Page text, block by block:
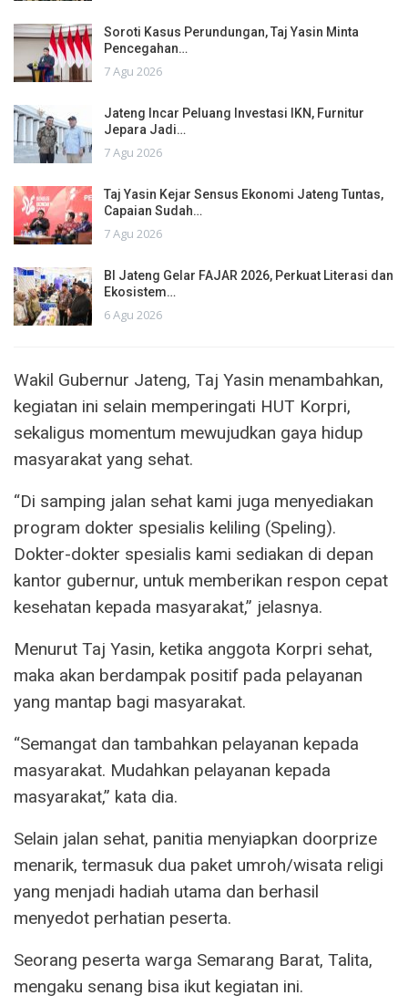
Soroti Kasus Perundungan, Taj Yasin Minta
Pencegahan…
7 Agu 2026
Jateng Incar Peluang Investasi IKN, Furnitur
Jepara Jadi…
7 Agu 2026
Taj Yasin Kejar Sensus Ekonomi Jateng Tuntas,
Capaian Sudah…
7 Agu 2026
BI Jateng Gelar FAJAR 2026, Perkuat Literasi dan
Ekosistem…
6 Agu 2026
Wakil Gubernur Jateng, Taj Yasin menambahkan,
kegiatan ini selain memperingati HUT Korpri,
sekaligus momentum mewujudkan gaya hidup
masyarakat yang sehat.
“Di samping jalan sehat kami juga menyediakan
program dokter spesialis keliling (Speling).
Dokter-dokter spesialis kami sediakan di depan
kantor gubernur, untuk memberikan respon cepat
kesehatan kepada masyarakat,” jelasnya.
Menurut Taj Yasin, ketika anggota Korpri sehat,
maka akan berdampak positif pada pelayanan
yang mantap bagi masyarakat.
“Semangat dan tambahkan pelayanan kepada
masyarakat. Mudahkan pelayanan kepada
masyarakat,” kata dia.
Selain jalan sehat, panitia menyiapkan doorprize
menarik, termasuk dua paket umroh/wisata religi
yang menjadi hadiah utama dan berhasil
menyedot perhatian peserta.
Seorang peserta warga Semarang Barat, Talita,
mengaku senang bisa ikut kegiatan ini.